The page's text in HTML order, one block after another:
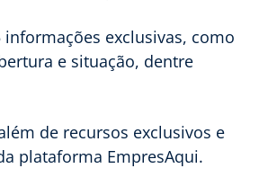
informações exclusivas, como
e situação, dentre
de recursos exclusivos e
plataforma EmpresAqui.